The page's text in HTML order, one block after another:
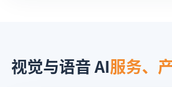
视觉与语音 AI服务、